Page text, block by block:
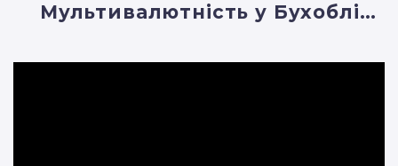
Мультивалютність у Бухобліку Odoo